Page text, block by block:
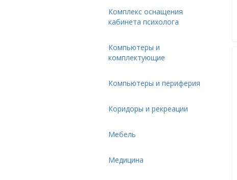
Комплекс оснащения
кабинета психолога
Компьютеры и
комплектующие
Компьютеры и периферия
Коридоры и рекреации
Мебель
Медицина